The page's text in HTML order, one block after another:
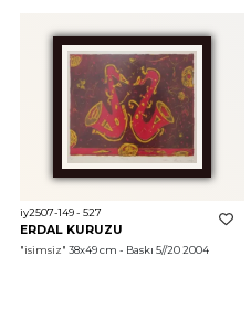
iy2507-149 - 527
ERDAL KURUZU
"isimsiz" 38x49 cm - Baskı 5//20 2004